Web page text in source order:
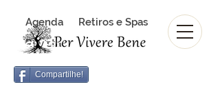
Agenda
Revista
Retiros e Spas
Revista Per Vivere Bene
Compartilhe!